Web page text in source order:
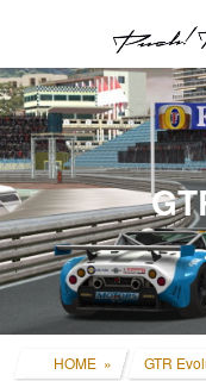
ン
ツ
へ
ス
キ
ッ
プ
ー
シ
ョ
ン
に
移
動
HOME
GTR